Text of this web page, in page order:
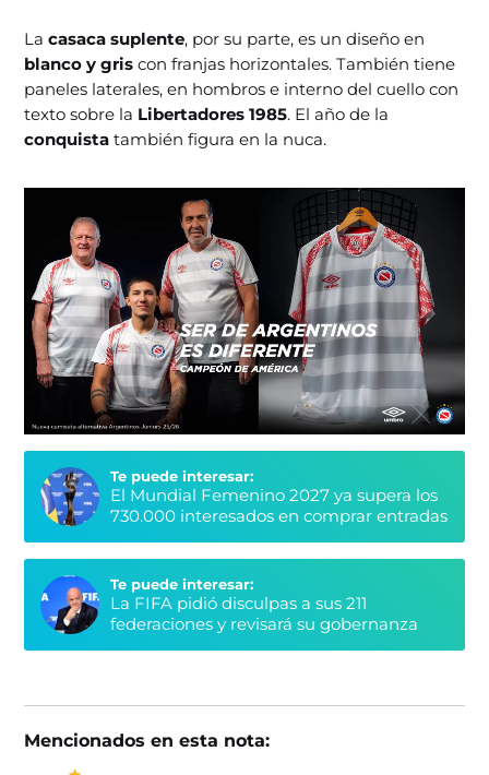
Lacasaca suplente, por su parte, es un diseño en
blanco y gris con franjas horizontales. También tiene
paneles laterales, en hombros e interno del cuello con
texto sobre la Libertadores 1985. El año de la
conquista también figura en la nuca.
Te puede interesar:
El Mundial Femenino 2027 ya supera los
730.000 interesados en comprar entradas
Te puede interesar:
La FIFA pidió disculpas a sus 211
federaciones y revisará su gobernanza
Mencionados en esta nota: